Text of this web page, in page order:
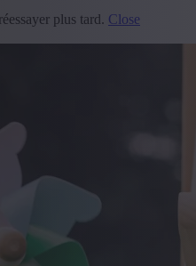
plus tard. Close